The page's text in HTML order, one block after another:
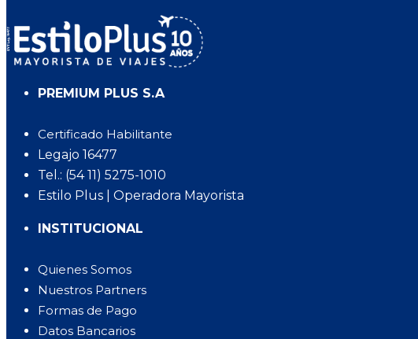
PREMIUM PLUS S.A
Certificado Habilitante
Legajo 16477
Tel.: (54 11) 5275-1010
Estilo Plus | Operadora Mayorista
INSTITUCIONAL
Quienes Somos
Nuestros Partners
Formas de Pago
Datos Bancarios